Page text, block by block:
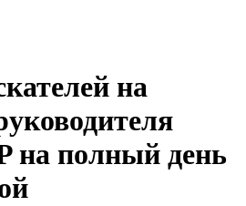
на
на полный день